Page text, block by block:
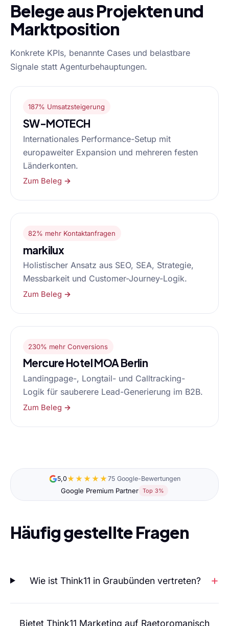
Belege aus Projekten und
Marktposition
Konkrete KPIs, benannte Cases und belastbare
Signale statt Agenturbehauptungen.
187% Umsatzsteigerung
SW-MOTECH
Internationales Performance-Setup mit
europaweiter Expansion und mehreren festen
Länderkonten.
Zum Beleg →
82% mehr Kontaktanfragen
markilux
Holistischer Ansatz aus SEO, SEA, Strategie,
Messbarkeit und Customer-Journey-Logik.
Zum Beleg →
230% mehr Conversions
Mercure Hotel MOA Berlin
Landingpage-, Longtail- und Calltracking-
Logik für sauberere Lead-Generierung im B2B.
Zum Beleg →
5,0★★★★★75 Google-Bewertungen
Google Premium Partner Top 3%
Häufig gestellte Fragen
Wie ist Think11 in Graubünden vertreten?
Bietet Think11 Marketing auf Raetoromanisch